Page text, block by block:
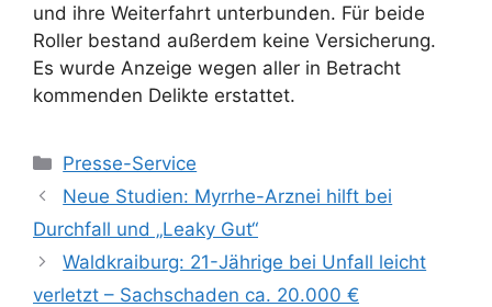
und ihre Weiterfahrt unterbunden. Für beide
Roller bestand außerdem keine Versicherung.
Es wurde Anzeige wegen aller in Betracht
kommenden Delikte erstattet.
Kategorien
Presse-Service
Neue Studien: Myrrhe-Arznei hilft bei
Durchfall und „Leaky Gut“
Waldkraiburg: 21-Jährige bei Unfall leicht
verletzt – Sachschaden ca. 20.000 €